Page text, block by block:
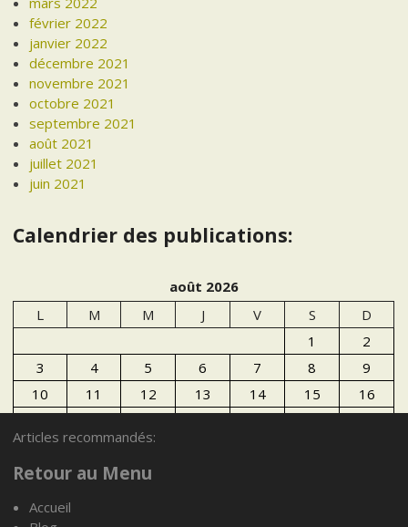
février 2022
janvier 2022
décembre 2021
novembre 2021
octobre 2021
septembre 2021
août 2021
juillet 2021
juin 2021
Calendrier des publications:
août 2026
L
M M J V S
D
1
2
3
4 5 6 7 8
9
10
11 12 13 14 15
16
24
25 26
31
Articles recommandés:
Retour au Menu
Accueil